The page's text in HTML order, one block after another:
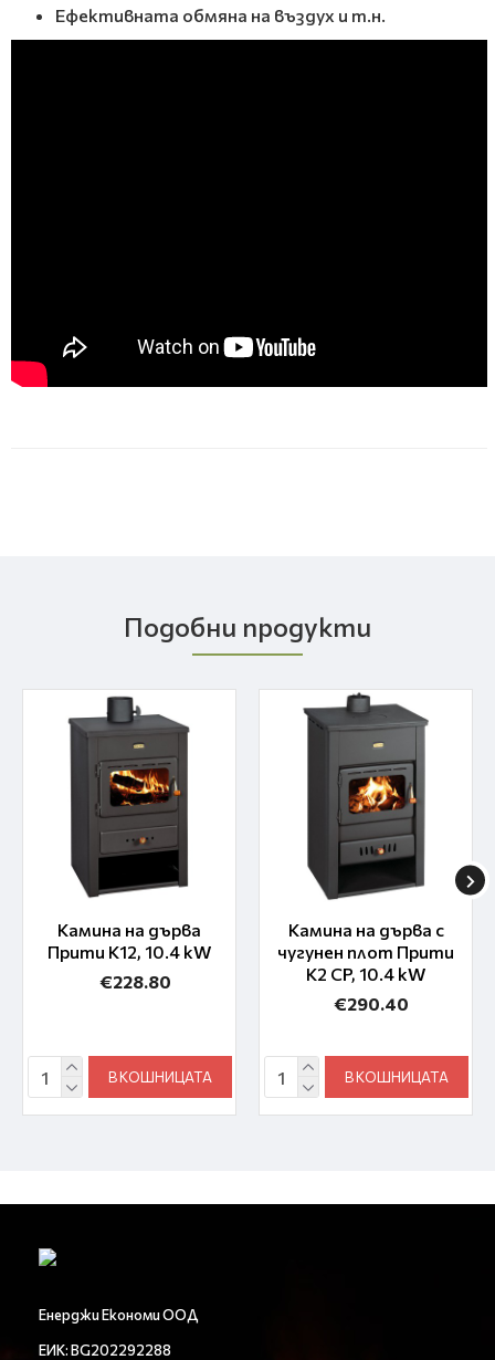
Ефективната обмяна на въздух и т.н.
Подобни продукти
Камина на дърва
Прити K12, 10.4 kW
€228.80
В КОШНИЦАТА
Камина на дърва с
чугунен плот Прити
K2 CP, 10.4 kW
€290.40
В КОШНИЦАТА
Енерджи Економи ООД
ЕИК: BG202292288